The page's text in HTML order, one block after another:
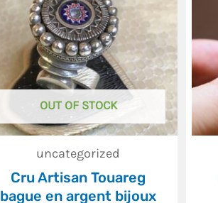
OUT OF STOCK
uncategorized
Cru Artisan Touareg
bague en argent bijoux